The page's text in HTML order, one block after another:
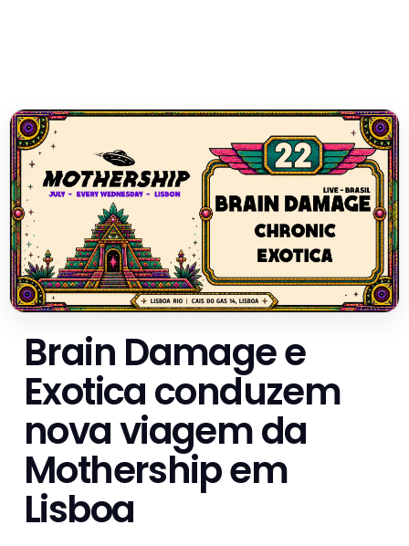
Brain Damage e
Exotica conduzem
nova viagem da
Mothership em
Lisboa